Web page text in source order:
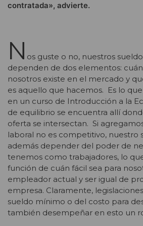
contratada», advierte.
N os guste o no, nuestros
dependen de dos elementos:
nosotros existe en el mercado y
es aquello que hacemos. Es lo
en un curso de Introducción a la
de equilibrio se encuentra allí
oferta se intersectan. Si
laboral no es competitivo, nuestro
además depender del poder de
tenemos como trabajadores, lo
función de cuán fácil sea para
empleador actual y ser igual de
empresa. Claramente,
sueldo mínimo o del costo para
también desempeñar en esto un